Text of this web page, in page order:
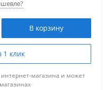
В корзину
1 клик
магазина и может